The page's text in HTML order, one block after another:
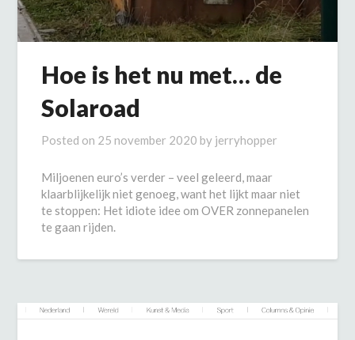
Hoe is het nu met… de
Solaroad
Posted on 25 november 2020 by jerryhopper
Miljoenen euro’s verder – veel geleerd, maar
klaarblijkelijk niet genoeg, want het lijkt maar niet
te stoppen: Het idiote idee om OVER zonnepanelen
te gaan rijden.